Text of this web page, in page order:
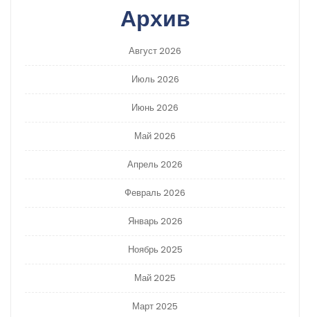
Архив
Август 2026
Июль 2026
Июнь 2026
Май 2026
Апрель 2026
Февраль 2026
Январь 2026
Ноябрь 2025
Май 2025
Март 2025